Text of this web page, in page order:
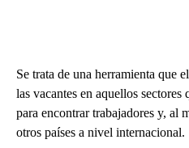
Se trata de una herramienta que
las vacantes en aquellos
para encontrar trabajadores y, al
otros países a nivel internacional.